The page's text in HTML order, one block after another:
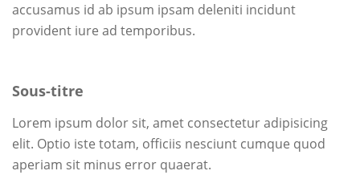
accusamus id ab ipsum ipsam deleniti incidunt
provident iure ad temporibus.
Sous-titre
Lorem ipsum dolor sit, amet consectetur adipisicing
elit. Optio iste totam, officiis nesciunt cumque quod
aperiam sit minus error quaerat.